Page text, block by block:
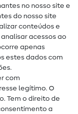
no nosso site e
do nosso site
conteúdos e
acessos ao
apenas
estes dados com
com
legítimo. O
Tem o direito de
a